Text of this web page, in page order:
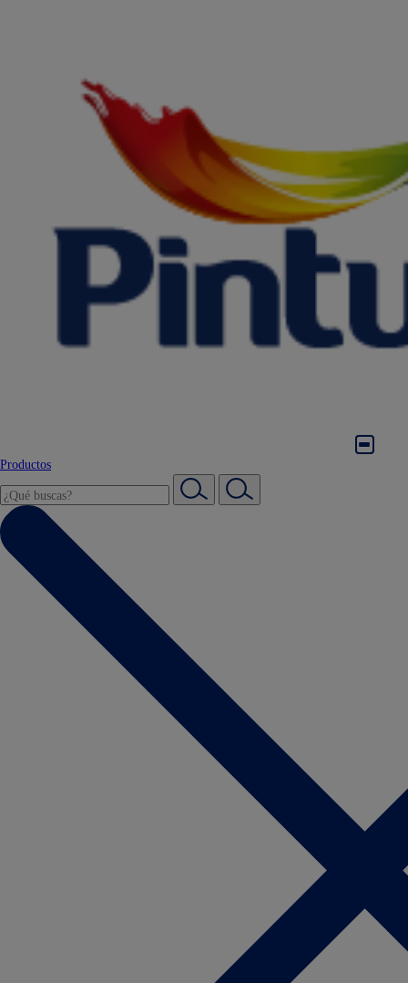
Productos